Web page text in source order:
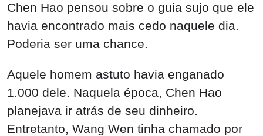
Chen Hao pensou sobre o guia sujo que ele
havia encontrado mais cedo naquele dia.
Poderia ser uma chance.
Aquele homem astuto havia enganado
1.000 dele. Naquela época, Chen Hao
planejava ir atrás de seu dinheiro.
Entretanto, Wang Wen tinha chamado por